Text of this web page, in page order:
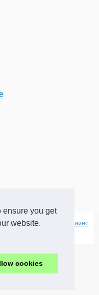
ensure you get
website.
cookies
|RSS| Site réalisé avec